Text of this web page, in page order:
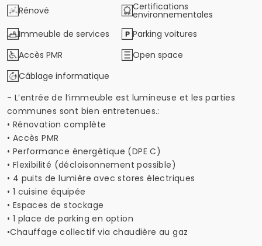
Rénové Certifications
environnementales
Immeuble de services
Parking voitures
Accès PMR
Open space
Câblage informatique
- L’entrée de l’immeuble est lumineuse et les parties
communes sont bien entretenues.:
• Rénovation complète
• Accès PMR
• Performance énergétique (DPE C)
• Flexibilité (décloisonnement possible)
• 4 puits de lumière avec stores électriques
• 1 cuisine équipée
• Espaces de stockage
• 1 place de parking en option
•Chauffage collectif via chaudière au gaz